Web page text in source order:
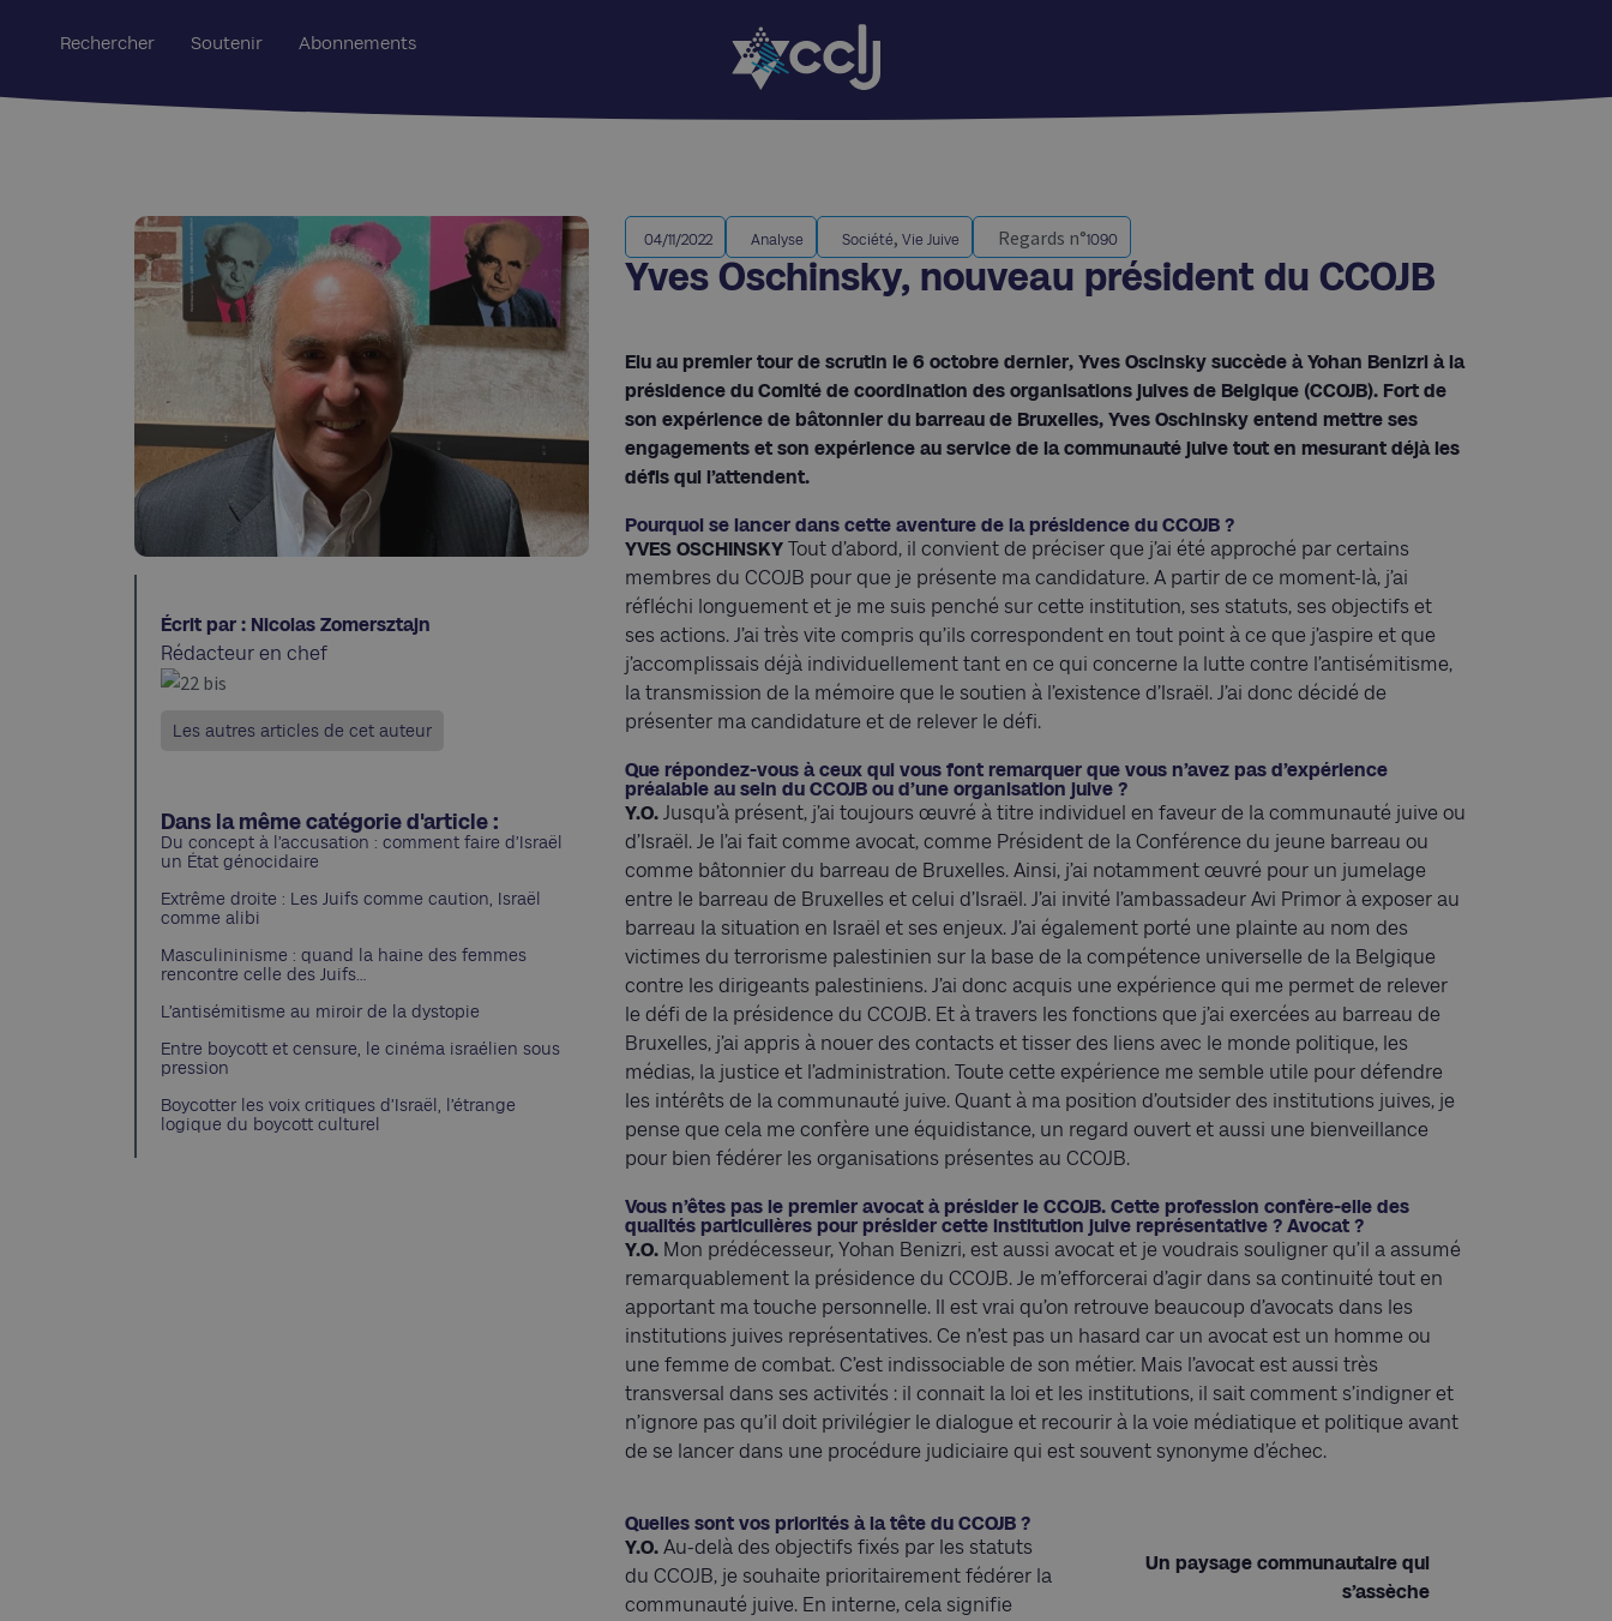
Rechercher Soutenir Abonnements
Écrit par : Nicolas Zomersztajn
Rédacteur en chef
Les autres articles de cet auteur
Dans la même catégorie d'article :
Du concept à l’accusation : comment faire d’Israël
un État génocidaire
Extrême droite : Les Juifs comme caution, Israël
comme alibi
Masculininisme : quand la haine des femmes
rencontre celle des Juifs…
L’antisémitisme au miroir de la dystopie
Entre boycott et censure, le cinéma israélien sous
pression
Boycotter les voix critiques d’Israël, l’étrange
logique du boycott culturel
04/11/2022 Analyse Société, Vie Juive Regards n°1090
Yves Oschinsky, nouveau président du CCOJB
Elu au premier tour de scrutin le 6 octobre dernier, Yves Oscinsky succède à Yohan Benizri à la
présidence du Comité de coordination des organisations juives de Belgique (CCOJB). Fort de
son expérience de bâtonnier du barreau de Bruxelles, Yves Oschinsky entend mettre ses
engagements et son expérience au service de la communauté juive tout en mesurant déjà les
défis qui l’attendent.
Pourquoi se lancer dans cette aventure de la présidence du CCOJB ?
YVES OSCHINSKY Tout d’abord, il convient de préciser que j’ai été approché par certains
membres du CCOJB pour que je présente ma candidature. A partir de ce moment-là, j’ai
réfléchi longuement et je me suis penché sur cette institution, ses statuts, ses objectifs et
ses actions. J’ai très vite compris qu’ils correspondent en tout point à ce que j’aspire et que
j’accomplissais déjà individuellement tant en ce qui concerne la lutte contre l’antisémitisme,
la transmission de la mémoire que le soutien à l’existence d’Israël. J’ai donc décidé de
présenter ma candidature et de relever le défi.
Que répondez-vous à ceux qui vous font remarquer que vous n’avez pas d’expérience
préalable au sein du CCOJB ou d’une organisation juive ?
Y.O. Jusqu’à présent, j’ai toujours œuvré à titre individuel en faveur de la communauté juive ou
d’Israël. Je l’ai fait comme avocat, comme Président de la Conférence du jeune barreau ou
comme bâtonnier du barreau de Bruxelles. Ainsi, j’ai notamment œuvré pour un jumelage
entre le barreau de Bruxelles et celui d’Israël. J’ai invité l’ambassadeur Avi Primor à exposer au
barreau la situation en Israël et ses enjeux. J’ai également porté une plainte au nom des
victimes du terrorisme palestinien sur la base de la compétence universelle de la Belgique
contre les dirigeants palestiniens. J’ai donc acquis une expérience qui me permet de relever
le défi de la présidence du CCOJB. Et à travers les fonctions que j’ai exercées au barreau de
Bruxelles, j’ai appris à nouer des contacts et tisser des liens avec le monde politique, les
médias, la justice et l’administration. Toute cette expérience me semble utile pour défendre
les intérêts de la communauté juive. Quant à ma position d’outsider des institutions juives, je
pense que cela me confère une équidistance, un regard ouvert et aussi une bienveillance
pour bien fédérer les organisations présentes au CCOJB.
Vous n’êtes pas le premier avocat à présider le CCOJB. Cette profession confère-elle des
qualités particulières pour présider cette institution juive représentative ? Avocat ?
Y.O. Mon prédécesseur, Yohan Benizri, est aussi avocat et je voudrais souligner qu’il a assumé
remarquablement la présidence du CCOJB. Je m’efforcerai d’agir dans sa continuité tout en
apportant ma touche personnelle. Il est vrai qu’on retrouve beaucoup d’avocats dans les
institutions juives représentatives. Ce n’est pas un hasard car un avocat est un homme ou
une femme de combat. C’est indissociable de son métier. Mais l’avocat est aussi très
transversal dans ses activités : il connait la loi et les institutions, il sait comment s’indigner et
n’ignore pas qu’il doit privilégier le dialogue et recourir à la voie médiatique et politique avant
de se lancer dans une procédure judiciaire qui est souvent synonyme d’échec.
Quelles sont vos priorités à la tête du CCOJB ?
Y.O. Au-delà des objectifs fixés par les statuts
du CCOJB, je souhaite prioritairement fédérer la
communauté juive. En interne, cela signifie
Un paysage communautaire qui
s’assèche